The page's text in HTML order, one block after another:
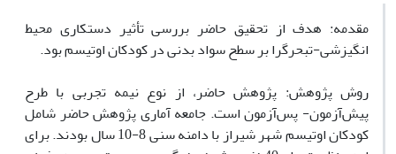
مقدمه: هدف از تحقیق حاضر بررسی تأثیر دستکاری محیط
انگیزشی-تبحرگرا بر سطح سواد بدنی در کودکان اوتیسم بود. ‏ ‏
روش پژوهش: پژوهش حاضر، از نوع نیمه تجربی با طرح
پیش‌آزمون- پس‌آزمون است. جامعه آماری پژوهش حاضر شامل
کودکان اوتیسم شهر شیراز با دامنه سنی 8-10 سال بودند. برای